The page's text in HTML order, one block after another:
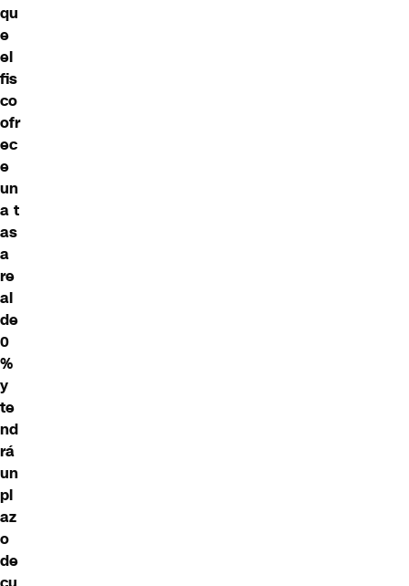
qu
e
el
fis
co
ofr
ec
e
un
a t
as
a
re
al
de
0
%
y
te
nd
rá
un
pl
az
o
de